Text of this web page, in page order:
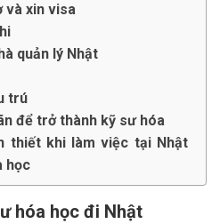
và xin visa
quản lý Nhật
trú
để trở thành kỹ sư hóa
thiết khi làm việc tại Nhật
học
hóa học đi Nhật